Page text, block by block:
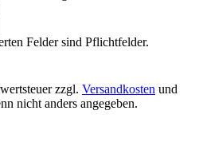
Felder sind Pflichtfelder.
zzgl. Versandkosten und
nicht anders angegeben.